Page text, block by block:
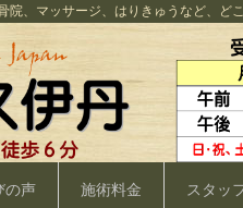
院、マッサージ、はりきゅうなど、
の声 施術料金 スタッ